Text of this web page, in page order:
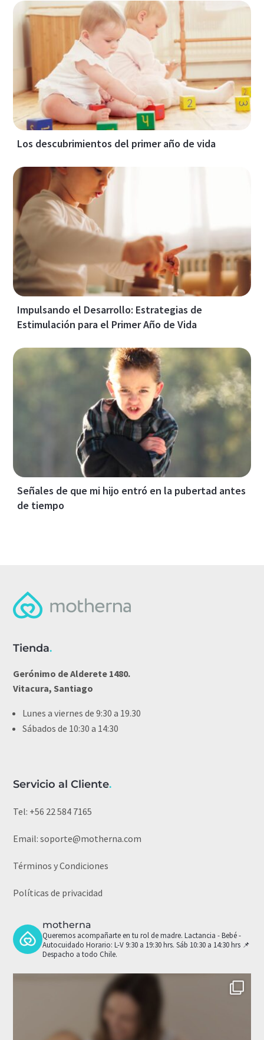
Los descubrimientos del primer año de vida
Impulsando el Desarrollo: Estrategias de
Estimulación para el Primer Año de Vida
Señales de que mi hijo entró en la pubertad antes
de tiempo
Tienda.
Gerónimo de Alderete 1480.
Vitacura, Santiago
Lunes a viernes de 9:30 a 19.30
Sábados de 10:30 a 14:30
Servicio al Cliente.
Tel: +56 22 584 7165
Email:soporte@motherna.com
Términos y Condiciones
Políticas de privacidad
motherna
Queremos acompañarte en tu rol de madre. Lactancia - Bebé -
Autocuidado Horario: L-V 9:30 a 19:30 hrs. Sáb 10:30 a 14:30 hrs 📌
Despacho a todo Chile.